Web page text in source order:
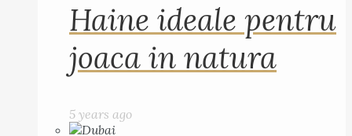
Haine ideale pentru
joaca in natura
5 years ago